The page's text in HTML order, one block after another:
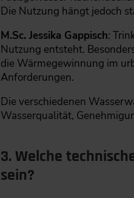
Die Nutzung hängt jedoch
M.Sc. Jessika Gappisch:
Nutzung entsteht.
die Wärmegewinnung im
Anforderungen.
Die verschiedenen
Wasserqualität,
3. Welche
sein?